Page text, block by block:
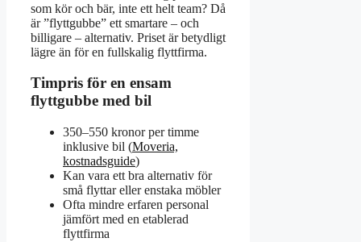
som kör och bär, inte ett helt team? Då
är ”flyttgubbe” ett smartare – och
billigare – alternativ. Priset är betydligt
lägre än för en fullskalig flyttfirma.
Timpris för en ensam
flyttgubbe med bil
350–550 kronor per timme
inklusive bil (Moveria,
kostnadsguide)
Kan vara ett bra alternativ för
små flyttar eller enstaka möbler
Ofta mindre erfaren personal
jämfört med en etablerad
flyttfirma